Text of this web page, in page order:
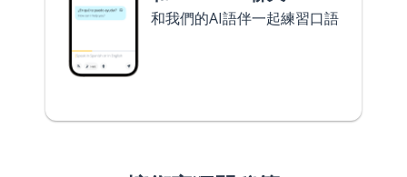
和我們的AI語伴一起練習口語